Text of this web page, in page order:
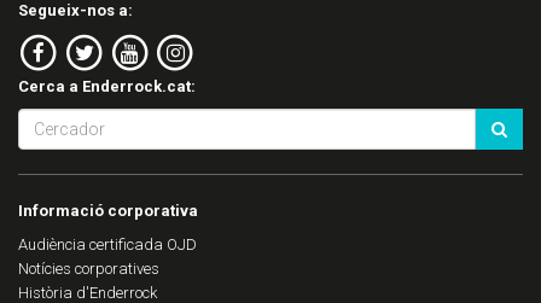
Segueix-nos a:
Cerca a Enderrock.cat:
Informació corporativa
Audiència certificada OJD
Notícies corporatives
Història d'Enderrock